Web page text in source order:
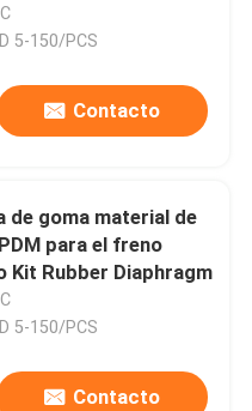
CR
5-150/PCS
Contacto
de goma material de
para el freno
Kit Rubber Diaphragm
5-150/PCS
Contacto